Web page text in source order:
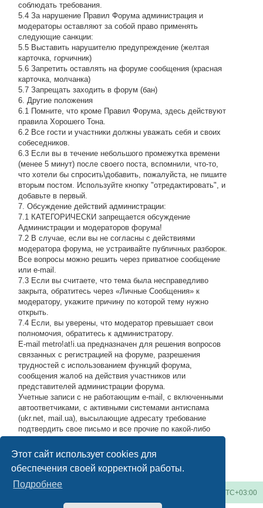
Этот сайт использует cookies для
обеспечения своей корректной работы.
Подробнее
соблюдать требования.
5.4 За нарушение Правил Форума администрация и
модераторы оставляют за собой право применять
следующие санкции:
5.5 Выставить нарушителю предупреждение (желтая
карточка, горчичник)
5.6 Запретить оставлять на форуме сообщения (красная
карточка, молчанка)
5.7 Запрещать заходить в форум (бан)
6. Другие положения
6.1 Помните, что кроме Правил Форума, здесь действуют
правила Хорошего Тона.
6.2 Все гости и участники должны уважать себя и своих
собеседников.
6.3 Если вы в течение небольшого промежутка времени
(менее 5 минут) после своего поста, вспомнили, что-то,
что хотели бы спросить\добавить, пожалуйста, не пишите
вторым постом. Используйте кнопку "отредактировать", и
добавьте в первый.
7. Обсуждение действий администрации:
7.1 КАТЕГОРИЧЕСКИ запрещается обсуждение
Администрации и модераторов форума!
7.2 В случае, если вы не согласны с действиями
модератора форума, не устраивайте публичных разборок.
Все вопросы можно решить через приватное сообщение
или e-mail.
7.3 Если вы считаете, что тема была несправедливо
закрыта, обратитесь через «Личные Сообщения» к
модератору, укажите причину по которой тему нужно
открыть.
7.4 Если, вы уверены, что модератор превышает свои
полномочия, обратитесь к администратору.
E-mail metro!at!i.ua предназначен для решения вопросов
связанных с регистрацией на форуме, разрешения
трудностей с использованием функций форума,
сообщения жалоб на действия участников или
представителей администрации форума.
Учетные записи с не работающим e-mail, с включенными
автоответчиками, с активными системами антиспама
(ukr.net, mail.ua), высылающие адресату требование
подтвердить свое письмо и все прочие по какой-либо
высылающие мусор на адрес администрации, будут
блокироваться по усмотрению администратора.
UTC+03:00